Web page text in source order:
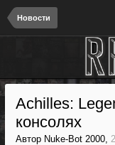
Новости
Achilles:
консолях
Автор Nuke-Bot 2000,